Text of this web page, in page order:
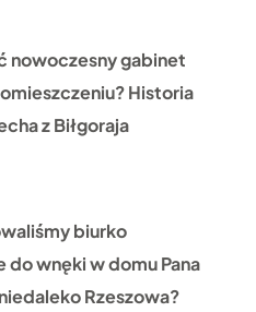
nowoczesny gabinet
Historia
z Biłgoraja
biurko
do wnęki w domu Pana
Rzeszowa?